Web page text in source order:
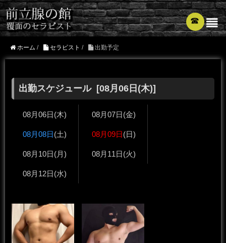
☎︎
ホーム / セラピスト / 出勤予定
出勤スケジュール [08月06日 (木)]
08月06日(木) 08月07日(金)
08月08日(土) 08月09日(日)
08月10日(月) 08月11日(火)
08月12日(水)